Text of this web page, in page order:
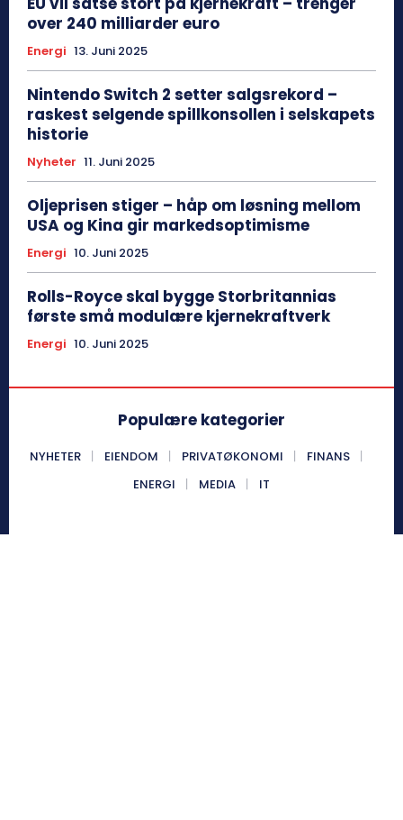
over 240 milliarder euro
Energi 13. Juni 2025
Nintendo Switch 2 setter salgsrekord –
raskest selgende spillkonsollen i selskapets
historie
Nyheter 11. Juni 2025
Oljeprisen stiger – håp om løsning mellom
USA og Kina gir markedsoptimisme
Energi 10. Juni 2025
Rolls-Royce skal bygge Storbritannias
første små modulære kjernekraftverk
Energi 10. Juni 2025
Populære kategorier
NYHETER EIENDOM PRIVATØKONOMI
FINANS
ENERGI
MEDIA IT